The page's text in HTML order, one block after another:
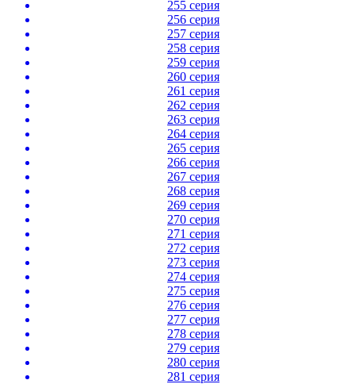
255 серия
256 серия
257 серия
258 серия
259 серия
260 серия
261 серия
262 серия
263 серия
264 серия
265 серия
266 серия
267 серия
268 серия
269 серия
270 серия
271 серия
272 серия
273 серия
274 серия
275 серия
276 серия
277 серия
278 серия
279 серия
280 серия
281 серия